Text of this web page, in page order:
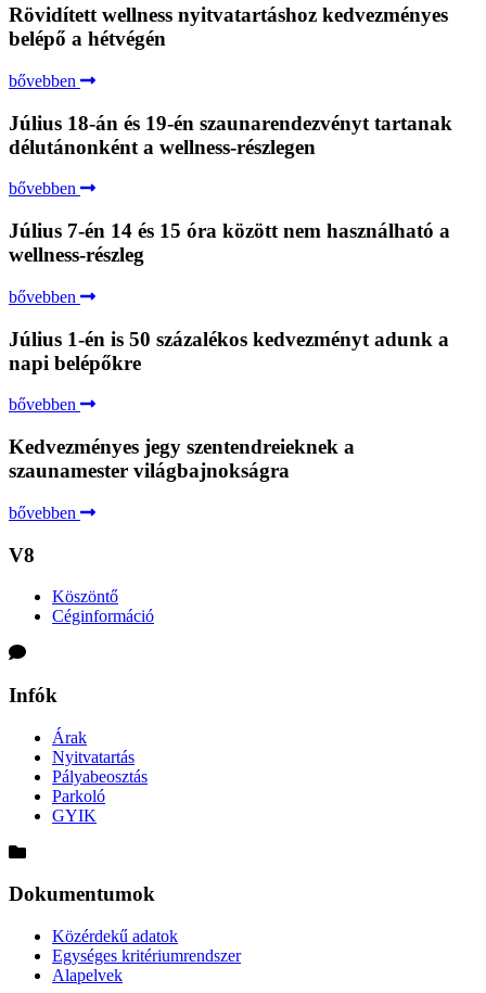
Rövidített wellness nyitvatartáshoz kedvezményes
belépő a hétvégén
bővebben
Július 18-án és 19-én szaunarendezvényt tartanak
délutánonként a wellness-részlegen
bővebben
Július 7-én 14 és 15 óra között nem használható a
wellness-részleg
bővebben
Július 1-én is 50 százalékos kedvezményt adunk a
napi belépőkre
bővebben
Kedvezményes jegy szentendreieknek a
szaunamester világbajnokságra
bővebben
V8
Köszöntő
Céginformáció
Infók
Árak
Nyitvatartás
Pályabeosztás
Parkoló
GYIK
Dokumentumok
Közérdekű adatok
Egységes kritériumrendszer
Alapelvek